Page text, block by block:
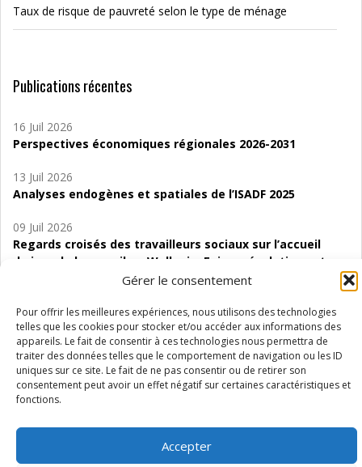
Gérer le consentement
Pour offrir les meilleures expériences, nous utilisons des technologies
telles que les cookies pour stocker et/ou accéder aux informations des
appareils. Le fait de consentir à ces technologies nous permettra de
traiter des données telles que le comportement de navigation ou les ID
uniques sur ce site. Le fait de ne pas consentir ou de retirer son
consentement peut avoir un effet négatif sur certaines caractéristiques et
fonctions.
Accepter
Taux de risque de pauvreté selon le type de ménage
Publications récentes
16 Juil 2026
Perspectives économiques régionales 2026-2031
13 Juil 2026
Analyses endogènes et spatiales de l’ISADF 2025
09 Juil 2026
Regards croisés des travailleurs sociaux sur l’accueil
de jour de bas seuil en Wallonie. Enjeux, évolutions et
06 Juil 2026
Étude d’évaluabilité des Structures
d’accompagnement à l’autocréation d’emploi (SAACE)
01 Juil 2026
Pénurie du personnel infirmier :quels indicateurs
Wallonie ?